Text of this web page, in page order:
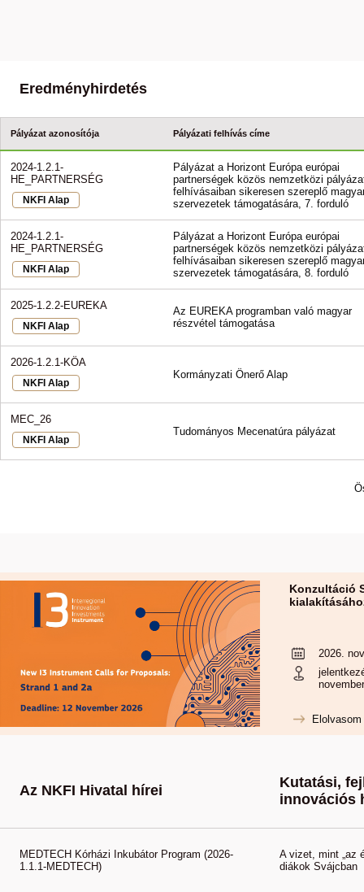
Eredményhirdetés
Pályázat azonosítója Pályázati felhívás címe
2024-1.2.1-
HE_PARTNERSÉG
NKFI Alap
Pályázat a Horizont Európa európai
partnerségek közös nemzetközi
felhívásaiban sikeresen szereplő
szervezetek támogatására, 7. forduló
2024-1.2.1-
HE_PARTNERSÉG
NKFI Alap
Pályázat a Horizont Európa európai
partnerségek közös nemzetközi
felhívásaiban sikeresen szereplő
szervezetek támogatására, 8. forduló
2025-1.2.2-EUREKA
NKFI Alap
Az EUREKA programban való magyar
részvétel támogatása
2026-1.2.1-KÖA
NKFI Alap
Kormányzati Önerő Alap
MEC_26
NKFI Alap
Tudományos Mecenatúra pályázat
Konzultáció
2026.
Elolvasom
Az NKFI Hivatal hírei
Kutatási,
innovációs
MEDTECH Kórházi Inkubátor Program (2026-
1.1.1-MEDTECH)
A vizet, mint „az
diákok Svájcban